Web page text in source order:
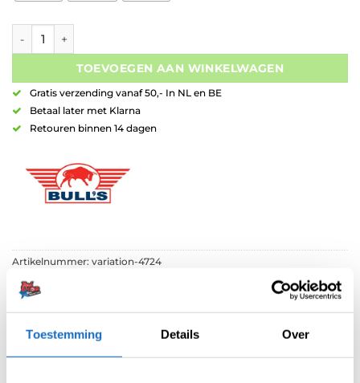
Toestemming Details Over
TOEVOEGEN AAN WINKELWAGEN
Gratis verzending vanaf 50,- In NL en BE
Betaal later met Klarna
Retouren binnen 14 dagen
Artikelnummer: variation-4724
Categorieën: